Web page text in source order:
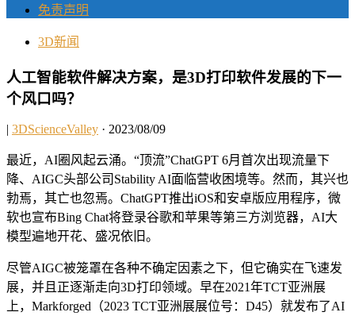
免责声明
3D新闻
人工智能软件解决方案，是3D打印软件发展的下一
个风口吗？
| 3DScienceValley · 2023/08/09
最近，AI圈风起云涌。“顶流”ChatGPT 6月首次出现流量下
降、AIGC头部公司Stability AI面临营收困境等。然而，其兴也
勃焉，其亡也忽焉。ChatGPT推出iOS和安卓版应用程序，微
软也宣布Bing Chat将登录谷歌和苹果等第三方浏览器，AI大
模型遍地开花、盛况依旧。
尽管AIGC被笼罩在各种不确定因素之下，但它确实在飞速发
展，并且正逐渐走向3D打印领域。早在2021年TCT亚洲展
上，Markforged（2023 TCT亚洲展展位号：D45）就发布了AI